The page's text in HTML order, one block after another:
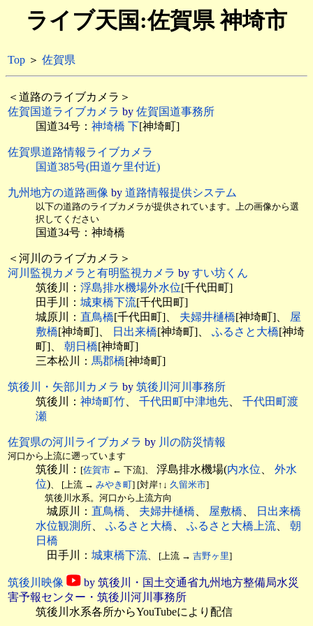
ライブ天国:佐賀県 神埼市
Top ＞ 佐賀県
＜道路のライブカメラ＞
佐賀国道ライブカメラ by 佐賀国道事務所
国道34号： 神埼橋 下[神埼町]
佐賀県道路情報ライブカメラ
国道385号(田道ケ里付近)
九州地方の道路画像 by 道路情報提供システム
以下の道路のライブカメラが提供されています。上の画像から選
択してください
国道34号：神埼橋
＜河川のライブカメラ＞
河川監視カメラと有明監視カメラ by すい坊くん
筑後川： 浮島排水機場外水位[千代田町]
田手川： 城東橋下流[千代田町]
城原川： 直鳥橋[千代田町]、 夫婦井樋橋[神埼町]、 屋
敷橋[神埼町]、 日出来橋[神埼町]、 ふるさと大橋[神埼
町]、 朝日橋[神埼町]
三本松川： 馬郡橋[神埼町]
筑後川・矢部川カメラ by 筑後川河川事務所
筑後川： 神埼町竹、 千代田町中津地先、 千代田町渡
瀬
佐賀県の河川ライブカメラ by 川の防災情報
河口から上流に遡っています
筑後川： [佐賀市 ← 下流]、 浮島排水機場(内水位、 外水
位)、 [上流 → みやき町] [対岸↑↓ 久留米市]
筑後川水系。河口から上流方向
城原川： 直鳥橋、 夫婦井樋橋、 屋敷橋、
日出来橋
水位観測所、 ふるさと大橋、 ふるさと大橋上流、 朝
日橋
田手川： 城東橋下流、 [上流 → 吉野ヶ里]
筑後川映像
by 筑後川・国土交通省九州地方整備局水災
害予報センター・筑後川河川事務所
筑後川水系各所からYouTubeにより配信